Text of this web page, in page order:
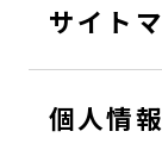
サイト
個人情